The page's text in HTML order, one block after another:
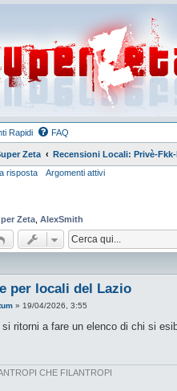
Rapidi FAQ
Zeta
Recensioni Locali: Privè-
risposta
Argomenti attivi
Zeta AlexSmith
per locali del Lazio
» 19/04/2026, 3:55
ritorni a fare un elenco di chi si
CHE FILANTROPI